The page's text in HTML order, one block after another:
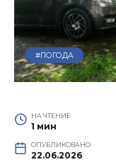
#ПОГОДА
НА ЧТЕНИЕ
1 мин
ОПУБЛИКОВАНО
22.06.2026